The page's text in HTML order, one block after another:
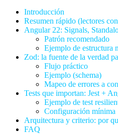
Introducción
Resumen rápido (lectores
Angular 22: Signals,
Patrón recomendado
Ejemplo de estructura
Zod: la fuente de la verdad
Flujo práctico
Ejemplo (schema)
Mapeo de errores a
Tests que importan: Jest +
Ejemplo de test
Configuración mínima
Arquitectura y criterio: por
FAQ